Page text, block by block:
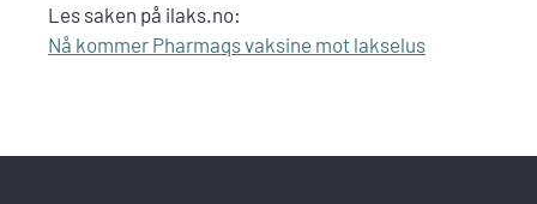
Les saken på ilaks.no:
Nå kommer Pharmaqs vaksine mot lakselus